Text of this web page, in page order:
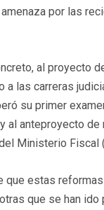
por las
al proyecto
a las carreras
su primer
al anteproyecto de
Ministerio Fiscal
que estas
que se han ido